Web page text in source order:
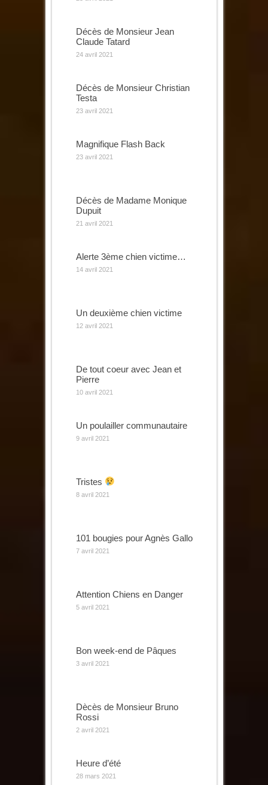
Décès de Monsieur Jean
Claude Tatard
24 avril 2021
Décès de Monsieur Christian
Testa
23 avril 2021
Magnifique Flash Back
23 avril 2021
Décès de Madame Monique
Dupuit
21 avril 2021
Alerte 3ème chien victime…
14 avril 2021
Un deuxième chien victime
12 avril 2021
De tout coeur avec Jean et
Pierre
10 avril 2021
Un poulailler communautaire
9 avril 2021
Tristes
8 avril 2021
101 bougies pour Agnès Gallo
7 avril 2021
Attention Chiens en Danger
5 avril 2021
Bon week-end de Pâques
3 avril 2021
Dècès de Monsieur Bruno
Rossi
2 avril 2021
Heure d’été
28 mars 2021